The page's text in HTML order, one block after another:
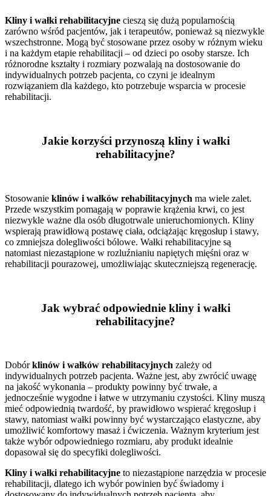
Kliny i wałki rehabilitacyjne cieszą się dużą popularnością
zarówno wśród pacjentów, jak i terapeutów, ponieważ są niezwykle
wszechstronne. Mogą być stosowane przez osoby w różnym wieku
i na każdym etapie rehabilitacji – od dzieci po osoby starsze. Ich
różnorodne kształty i rozmiary pozwalają na dostosowanie do
indywidualnych potrzeb pacjenta, co czyni je idealnym
rozwiązaniem dla każdego, kto potrzebuje wsparcia w procesie
rehabilitacji.
Jakie korzyści przynoszą kliny i wałki
rehabilitacyjne?
Stosowanie klinów i wałków rehabilitacyjnych ma wiele zalet.
Przede wszystkim pomagają w poprawie krążenia krwi, co jest
niezwykle ważne dla osób długotrwale unieruchomionych. Kliny
wspierają prawidłową postawę ciała, odciążając kręgosłup i stawy,
co zmniejsza dolegliwości bólowe. Wałki rehabilitacyjne są
natomiast niezastąpione w rozluźnianiu napiętych mięśni oraz w
rehabilitacji pourazowej, umożliwiając skuteczniejszą regenerację.
Jak wybrać odpowiednie kliny i wałki
rehabilitacyjne?
Dobórklinów i wałków rehabilitacyjnych zależy od
indywidualnych potrzeb pacjenta. Ważne jest, aby zwrócić uwagę
na jakość wykonania – produkty powinny być trwałe, a
jednocześnie wygodne i łatwe w utrzymaniu czystości. Kliny muszą
mieć odpowiednią twardość, by prawidłowo wspierać kręgosłup i
stawy, natomiast wałki powinny być wystarczająco elastyczne, aby
umożliwić komfortowy masaż i ćwiczenia. Ważnym kryterium jest
także wybór odpowiedniego rozmiaru, aby produkt idealnie
dopasował się do specyfiki dolegliwości.
Kliny i wałki rehabilitacyjne to niezastąpione narzędzia w procesie
rehabilitacji, dlatego ich wybór powinien być świadomy i